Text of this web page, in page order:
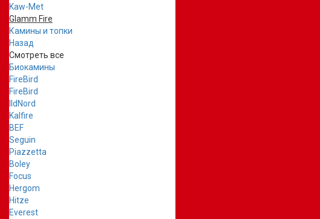
Kaw-Met
Glamm Fire
Камины и топки
Назад
Смотреть все
Биокамины
FireBird
FireBird
IldNord
Kalfire
BEF
Seguin
Piazzetta
Boley
Focus
Hergom
Hitze
Everest